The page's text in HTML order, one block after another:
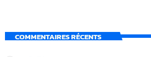
COMMENTAIRES RÉCENTS